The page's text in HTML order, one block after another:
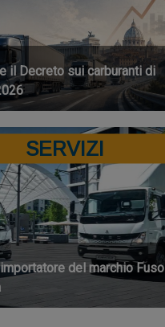
il Decreto sui carburanti di
SERVIZI
del marchio Fuso